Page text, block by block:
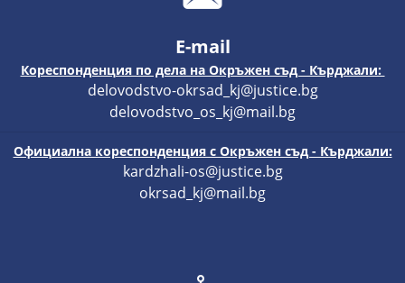
E-mail
Кореспонденция по дела на Окръжен съд - Кърджали:
delovodstvo-okrsad_kj@justice.bg
delovodstvo_os_kj@mail.bg
Официална кореспонденция с Окръжен съд - Кърджали:
kardzhali-os@justice.bg
okrsad_kj@mail.bg